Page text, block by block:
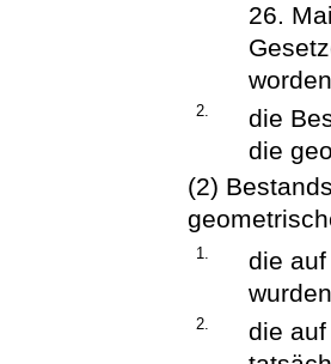
26.
2.
die
die
(2)
1.
die
2.
die